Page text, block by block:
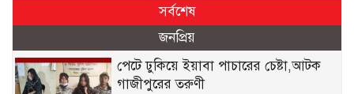
সর্বশেষ
জনপ্রিয়
পেটে ঢুকিয়ে ইয়াবা পাচারের চেষ্টা,আটক
গাজীপুরের তরুণী